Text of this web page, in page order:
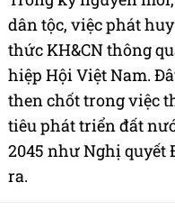
dân tộc, việc phát
thức KH&CN thông
hiệp Hội Việt Nam.
then chốt trong việc
tiêu phát triển đất
2045 như Nghị quyết
ra.